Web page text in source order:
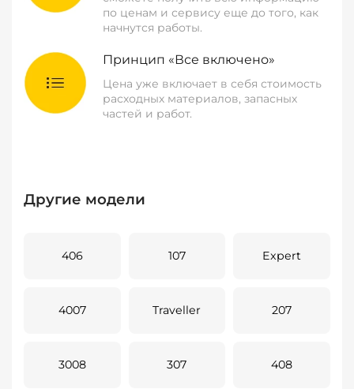
по ценам и сервису еще до того, как
начнутся работы.
Принцип «Все включено»
Цена уже включает в себя стоимость
расходных материалов, запасных
частей и работ.
Другие модели
406 107 Expert
4007 Traveller 207
3008 307 408